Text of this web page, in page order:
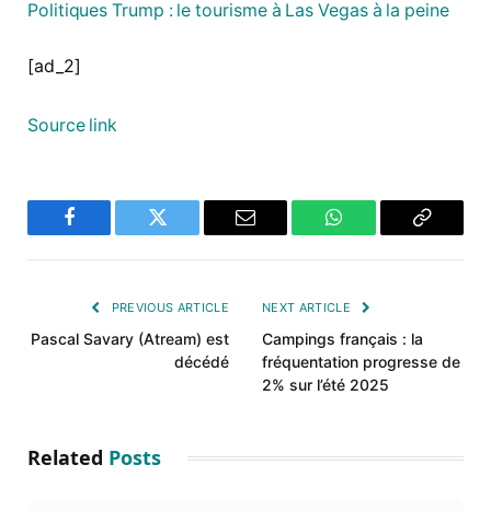
Politiques Trump : le tourisme à Las Vegas à la peine
[ad_2]
Source link
Facebook Twitter Email WhatsAppCopy
PREVIOUS ARTICLE
Pascal Savary (Atream) est
décédé
NEXT ARTICLE
Campings français : la
fréquentation progresse de
2% sur l’été 2025
Related Posts